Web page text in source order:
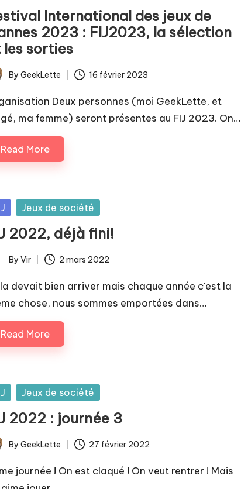
International des jeux de
2023 : FIJ2023, la sélection
les sorties
By GeekLette 16 février 2023
Deux personnes (moi GeekLette, et
ma femme) seront présentes au FIJ 2023. On…
Read More
Jeux de société
2022, déjà fini!
By Vir 2 mars 2022
devait bien arriver mais chaque année c'est la
chose, nous sommes emportées dans…
Read More
Jeux de société
2022 : journée 3
By GeekLette 27 février 2022
journée ! On est claqué ! On veut rentrer ! Mais